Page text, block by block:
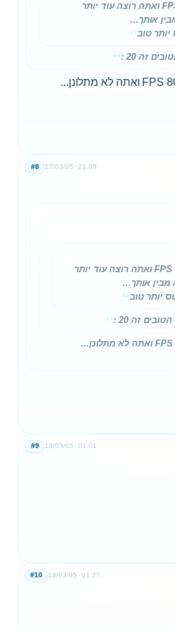
אחי יש לך בין 70 ל 90 FPS ואתה רוצה עוד יותר
אותך...
טוב
זה 20 :
17/03/05 21:05
#8
אחי יש לך בין 70 ל 90 FPS ואתה רוצה עוד יותר
מבין אותך...
יותר טוב
זה 20 :
18/03/05 01:01
#9
18/03/05 01:27
#10